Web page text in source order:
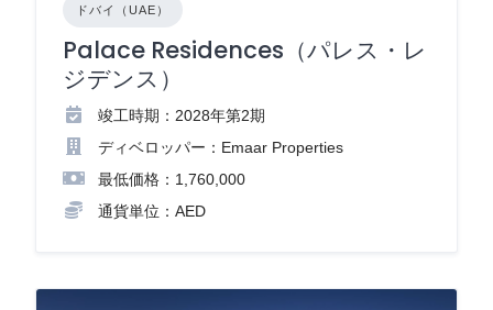
ドバイ（UAE）
Palace Residences（パレス・レ
ジデンス）
竣工時期：2028年第2期
ディベロッパー：Emaar Properties
最低価格：1,760,000
通貨単位：AED